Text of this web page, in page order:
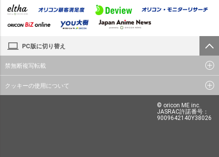
PC版に切り替え
禁無断複写転載
クッキーの使用について
© oricon ME inc.
JASRAC許諾番号：
9009642140Y38026